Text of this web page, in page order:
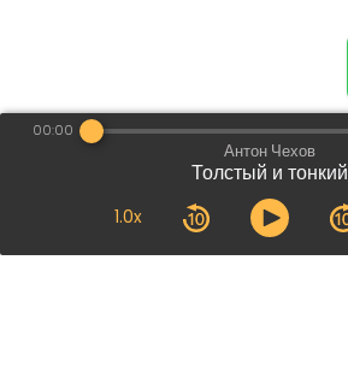
Антон Чехов
Толстый и тонкий
1.0x
00:00